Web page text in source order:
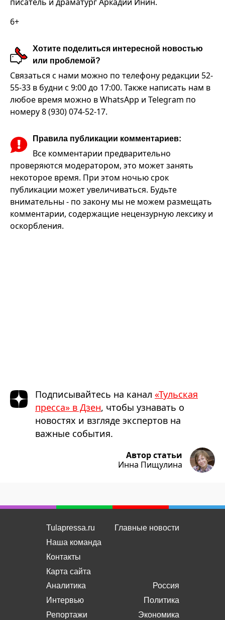
6+
Хотите поделиться интересной новостью
или проблемой?
Связаться с нами можно по телефону редакции 52-
55-33 в будни с 9:00 до 17:00. Также написать нам в
любое время можно в WhatsApp и Telegram по
номеру 8 (930) 074-52-17.
Правила публикации комментариев:
Все комментарии предварительно
проверяются модератором, это может занять
некоторое время. При этом ночью срок
публикации может увеличиваться. Будьте
внимательны - по закону мы не можем размещать
комментарии, содержащие нецензурную лексику и
оскорбления.
Подписывайтесь на канал «Тульская
пресса» в Дзен, чтобы узнавать о
новостях и взгляде экспертов на
важные события.
Автор статьи
Инна Пищулина
Tulapressa.ru
Наша команда
Контакты
Карта сайта
Главные новости
Аналитика
Интервью
Репортажи
Россия
Политика
Экономика